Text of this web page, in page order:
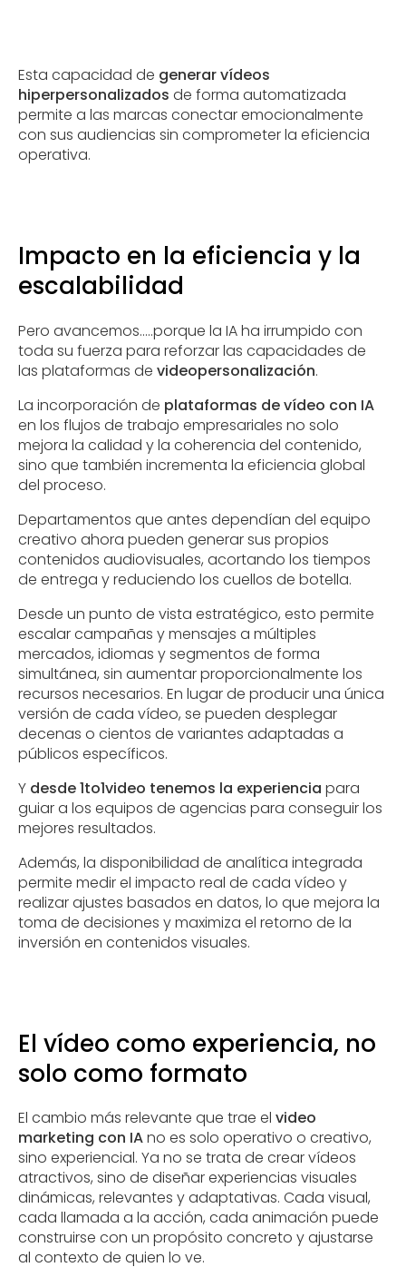
Esta capacidad de generar vídeos
hiperpersonalizados de forma automatizada
permite a las marcas conectar emocionalmente
con sus audiencias sin comprometer la eficiencia
operativa.
Impacto en la eficiencia y la
escalabilidad
Pero avancemos.....porque la IA ha irrumpido con
toda su fuerza para reforzar las capacidades de
las plataformas de videopersonalización.
La incorporación de plataformas de vídeo con IA
en los flujos de trabajo empresariales no solo
mejora la calidad y la coherencia del contenido,
sino que también incrementa la eficiencia global
del proceso.
Departamentos que antes dependían del equipo
creativo ahora pueden generar sus propios
contenidos audiovisuales, acortando los tiempos
de entrega y reduciendo los cuellos de botella.
Desde un punto de vista estratégico, esto permite
escalar campañas y mensajes a múltiples
mercados, idiomas y segmentos de forma
simultánea, sin aumentar proporcionalmente los
recursos necesarios. En lugar de producir una única
versión de cada vídeo, se pueden desplegar
decenas o cientos de variantes adaptadas a
públicos específicos.
Y desde 1to1video tenemos la experiencia para
guiar a los equipos de agencias para conseguir los
mejores resultados.
Además, la disponibilidad de analítica integrada
permite medir el impacto real de cada vídeo y
realizar ajustes basados en datos, lo que mejora la
toma de decisiones y maximiza el retorno de la
inversión en contenidos visuales.
El vídeo como experiencia, no
solo como formato
El cambio más relevante que trae el video
marketing con IAno es solo operativo o creativo,
sino experiencial. Ya no se trata de crear vídeos
atractivos, sino de diseñar experiencias visuales
dinámicas, relevantes y adaptativas. Cada visual,
cada llamada a la acción, cada animación puede
construirse con un propósito concreto y ajustarse
al contexto de quien lo ve.